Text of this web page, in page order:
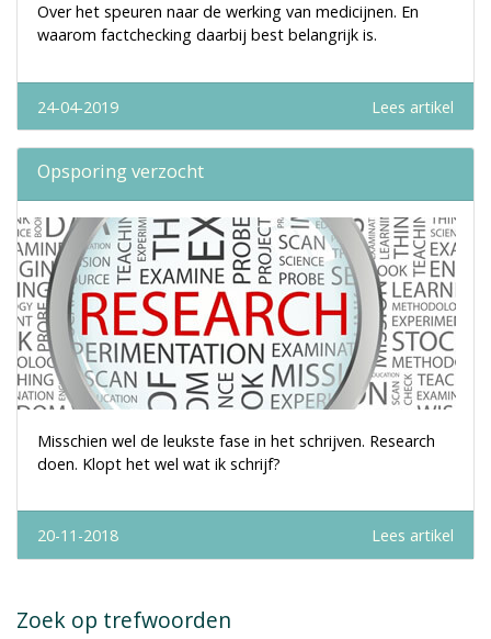
Over het speuren naar de werking van medicijnen. En
waarom factchecking daarbij best belangrijk is.
24-04-2019 Lees artikel
Opsporing verzocht
Misschien wel de leukste fase in het schrijven. Research
doen. Klopt het wel wat ik schrijf?
20-11-2018 Lees artikel
Zoek op trefwoorden